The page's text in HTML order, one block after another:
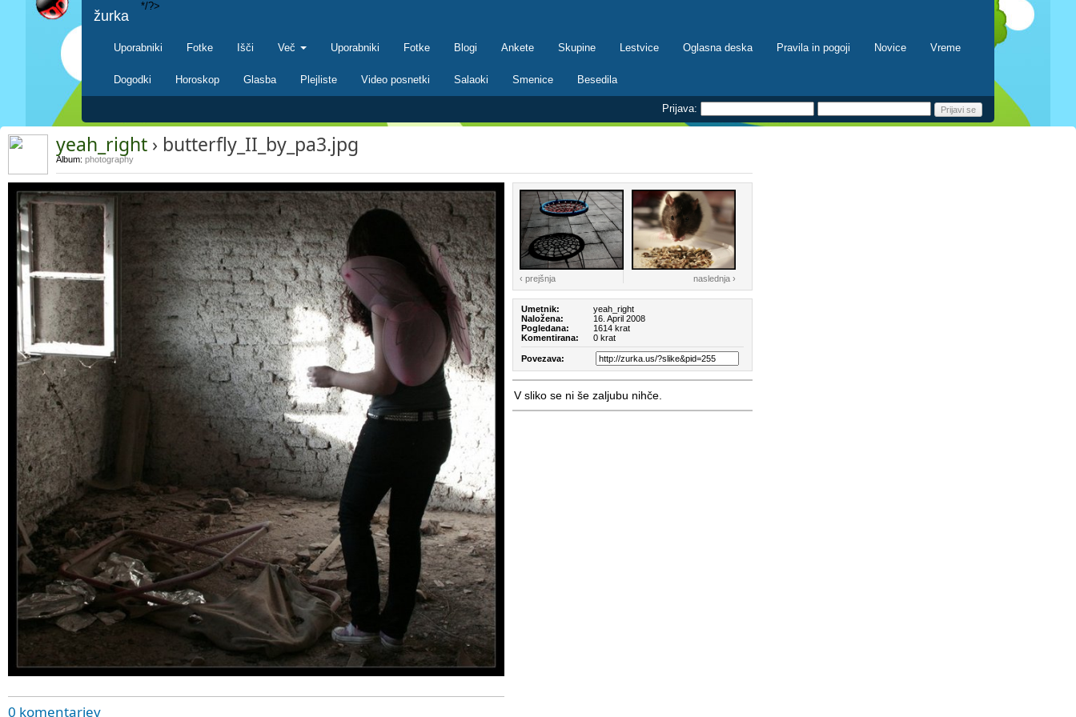
žurka
Uporabniki Fotke Išči Več Uporabniki Fotke Blogi Ankete Skupine Lestvice Oglasna deska Pravila in pogoji Novice Vreme
Dogodki Horoskop Glasba Plejliste Video posnetki Salaoki Smenice Besedila
*/?>
Prijava:
yeah_right › butterfly_II_by_pa3.jpg
Album: photography
0 komentarjev
‹ prejšnja naslednja ›
Umetnik:
yeah_right
Naložena:
16. April 2008
Pogledana:
1614 krat
Komentirana:
0 krat
Povezava:
V sliko se ni še zaljubu nihče.